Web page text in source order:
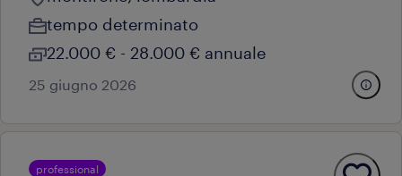
tempo determinato
22.000 € - 28.000 € annuale
25 giugno 2026
professional